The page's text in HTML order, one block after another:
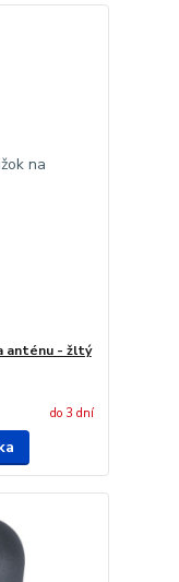
anténu - žltý
do 3 dní